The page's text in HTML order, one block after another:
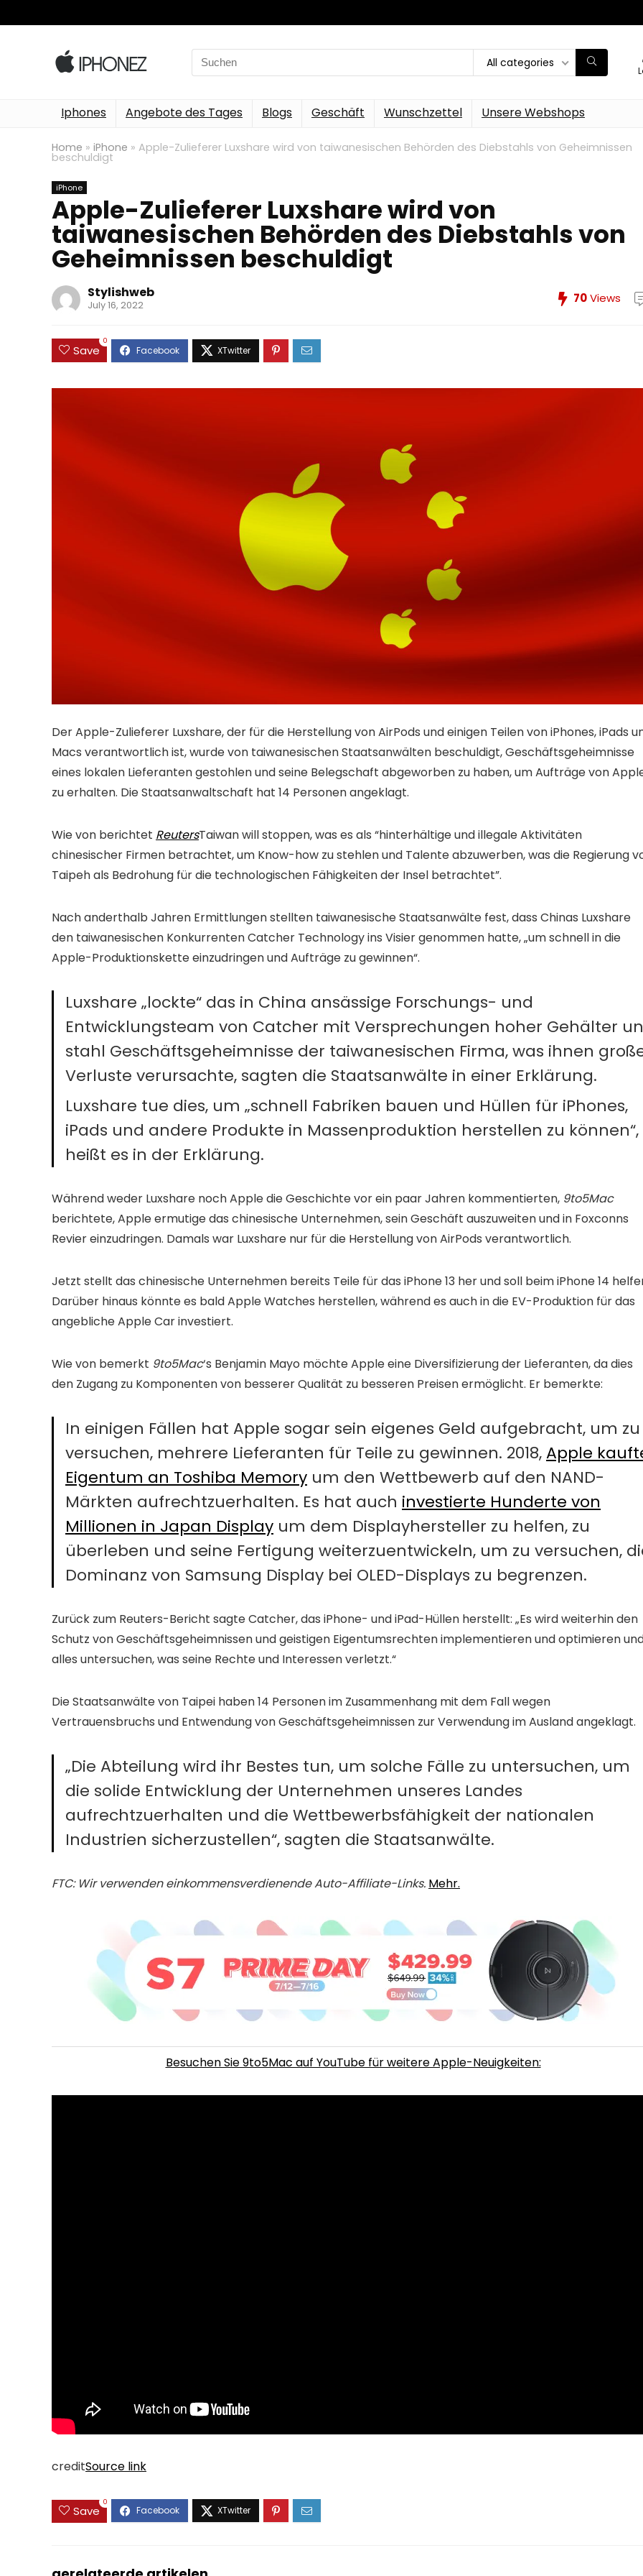
Search
for:
All categories
Iphones Angebote des Tages Blogs Geschäft Wunschzettel Unsere Webshops
Home » iPhone » Apple-Zulieferer Luxshare wird von taiwanesischen Behörden des Diebstahls von Geheimnissen
beschuldigt
iPhone
Apple-Zulieferer Luxshare wird von
taiwanesischen Behörden des Diebstahls von
Geheimnissen beschuldigt
Stylishweb
July 16, 2022 70Views
Save
0
Der Apple-Zulieferer Luxshare, der für die Herstellung von AirPods und einigen Teilen von iPhones, iPads
Macs verantwortlich ist, wurde von taiwanesischen Staatsanwälten beschuldigt, Geschäftsgeheimnisse
eines lokalen Lieferanten gestohlen und seine Belegschaft abgeworben zu haben, um Aufträge von
zu erhalten. Die Staatsanwaltschaft hat 14 Personen angeklagt.
Wie von berichtet ReutersTaiwan will stoppen, was es als “hinterhältige und illegale Aktivitäten
chinesischer Firmen betrachtet, um Know-how zu stehlen und Talente abzuwerben, was die Regierung
Taipeh als Bedrohung für die technologischen Fähigkeiten der Insel betrachtet”.
Nach anderthalb Jahren Ermittlungen stellten taiwanesische Staatsanwälte fest, dass Chinas Luxshare
den taiwanesischen Konkurrenten Catcher Technology ins Visier genommen hatte, „um schnell in die
Apple-Produktionskette einzudringen und Aufträge zu gewinnen“.
Luxshare „lockte“ das in China ansässige Forschungs- und
Entwicklungsteam von Catcher mit Versprechungen hoher Gehälter
stahl Geschäftsgeheimnisse der taiwanesischen Firma, was ihnen
Verluste verursachte, sagten die Staatsanwälte in einer Erklärung.
Luxshare tue dies, um „schnell Fabriken bauen und Hüllen für iPhones,
iPads und andere Produkte in Massenproduktion herstellen zu können“,
heißt es in der Erklärung.
Während weder Luxshare noch Apple die Geschichte vor ein paar Jahren kommentierten, 9to5Mac
berichtete, Apple ermutige das chinesische Unternehmen, sein Geschäft auszuweiten und in Foxconns
Revier einzudringen. Damals war Luxshare nur für die Herstellung von AirPods verantwortlich.
Jetzt stellt das chinesische Unternehmen bereits Teile für das iPhone 13 her und soll beim iPhone 14
Darüber hinaus könnte es bald Apple Watches herstellen, während es auch in die EV-Produktion für das
angebliche Apple Car investiert.
Wie von bemerkt 9to5Mac‘s Benjamin Mayo möchte Apple eine Diversifizierung der Lieferanten, da dies
den Zugang zu Komponenten von besserer Qualität zu besseren Preisen ermöglicht. Er bemerkte:
In einigen Fällen hat Apple sogar sein eigenes Geld aufgebracht, um zu
versuchen, mehrere Lieferanten für Teile zu gewinnen. 2018,Apple
Eigentum an Toshiba Memory um den Wettbewerb auf den NAND-
Märkten aufrechtzuerhalten. Es hat auch investierte Hunderte von
Millionen in Japan Display um dem Displayhersteller zu helfen, zu
überleben und seine Fertigung weiterzuentwickeln, um zu versuchen,
Dominanz von Samsung Display bei OLED-Displays zu begrenzen.
Zurück zum Reuters-Bericht sagte Catcher, das iPhone- und iPad-Hüllen herstellt: „Es wird weiterhin den
Schutz von Geschäftsgeheimnissen und geistigen Eigentumsrechten implementieren und optimieren
alles untersuchen, was seine Rechte und Interessen verletzt.“
Die Staatsanwälte von Taipei haben 14 Personen im Zusammenhang mit dem Fall wegen
Vertrauensbruchs und Entwendung von Geschäftsgeheimnissen zur Verwendung im Ausland angeklagt.
„Die Abteilung wird ihr Bestes tun, um solche Fälle zu untersuchen, um
die solide Entwicklung der Unternehmen unseres Landes
aufrechtzuerhalten und die Wettbewerbsfähigkeit der nationalen
Industrien sicherzustellen“, sagten die Staatsanwälte.
FTC: Wir verwenden einkommensverdienende Auto-Affiliate-Links. Mehr.
Besuchen Sie 9to5Mac auf YouTube für weitere Apple-Neuigkeiten:
creditSource link
Save
0